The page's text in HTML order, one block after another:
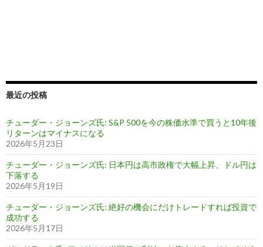
最近の投稿
チューダー・ジョーンズ氏: S&P 500を今の株価水準で買うと10年後
リターンはマイナスになる
2026年5月23日
チューダー・ジョーンズ氏: 日本円は高市政権で大幅上昇、ドル円は
下落する
2026年5月19日
チューダー・ジョーンズ氏: 絶好の機会にだけトレードすれば投資で
成功する
2026年5月17日